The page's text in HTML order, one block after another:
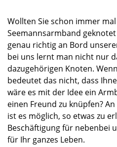
Wollten Sie schon immer
Seemannsarmband
genau richtig an Bord
bei uns lernt man nicht nur
dazugehörigen Knoten.
bedeutet das nicht, dass
wäre es mit der Idee ein
einen Freund zu knüpfen?
ist es möglich, so etwas zu
Beschäftigung für nebenbei
für Ihr ganzes Leben.